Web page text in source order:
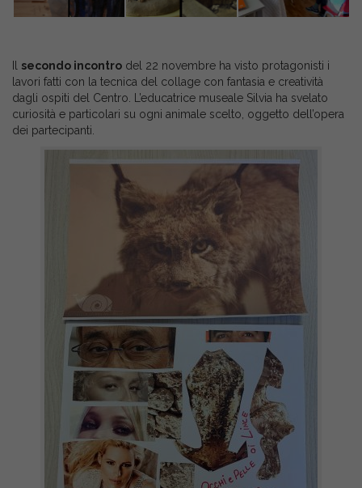
secondo incontro del 22 novembre ha visto protagonisti i
lavori fatti con la tecnica del collage con fantasia e creatività
dagli ospiti del Centro. L’educatrice museale Silvia ha svelato
curiosità e particolari su ogni animale scelto, oggetto dell’opera
dei partecipanti.